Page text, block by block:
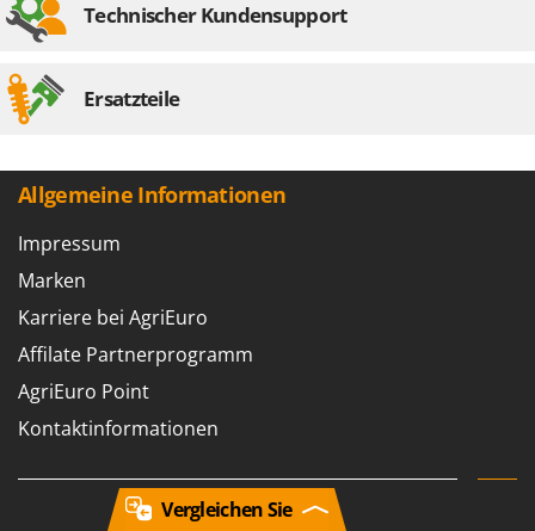
Technischer Kundensupport
Ersatzteile
Allgemeine Informationen
Impressum
Marken
Karriere bei AgriEuro
Affilate Partnerprogramm
AgriEuro Point
Kontaktinformationen
Vergleichen Sie